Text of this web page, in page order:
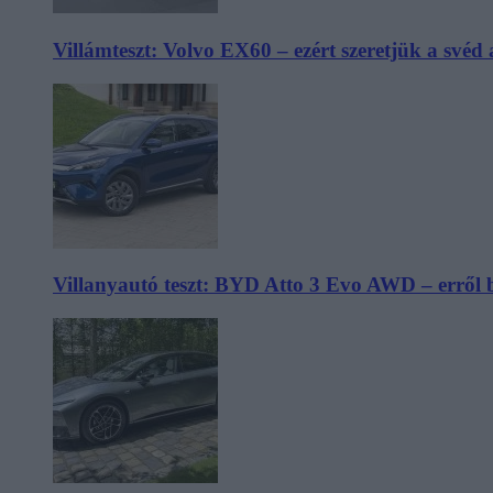
Villámteszt: Volvo EX60 – ezért szeretjük a svéd
Villanyautó teszt: BYD Atto 3 Evo AWD – erről